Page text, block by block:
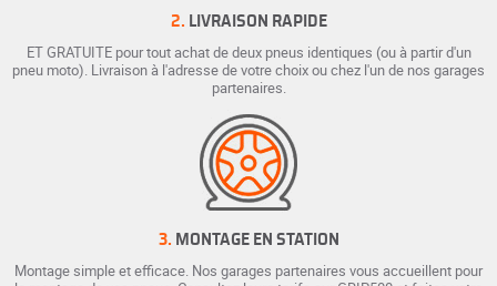
2. LIVRAISON RAPIDE
ET GRATUITE pour tout achat de deux pneus identiques (ou à partir d'un
pneu moto). Livraison à l'adresse de votre choix ou chez l'un de nos garages
partenaires.
3. MONTAGE EN STATION
Montage simple et efficace. Nos garages partenaires vous accueillent pour